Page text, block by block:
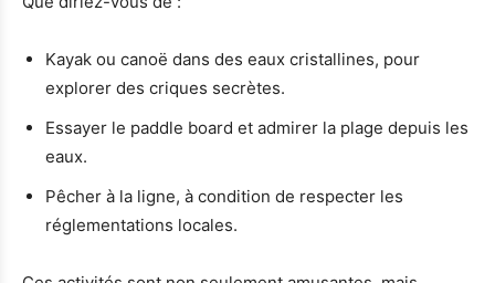
Kayak ou canoë dans des eaux cristallines, pour
explorer des criques secrètes.
Essayer le paddle board et admirer la plage depuis les
eaux.
Pêcher à la ligne, à condition de respecter les
réglementations locales.